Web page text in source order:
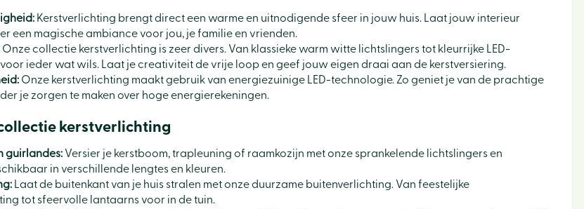
Kerstverlichting brengt direct een warme en uitnodigende sfeer in jouw huis. Laat jouw interieur
een magische ambiance voor jou, je familie en vrienden.
Onze collectie kerstverlichting is zeer divers. Van klassieke warm witte lichtslingers tot kleurrijke LED-
ieder wat wils. Laat je creativiteit de vrije loop en geef jouw eigen draai aan de kerstversiering.
Onze kerstverlichting maakt gebruik van energiezuinige LED-technologie. Zo geniet je van de prachtige
je zorgen te maken over hoge energierekeningen.
kerstverlichting
guirlandes: Versier je kerstboom, trapleuning of raamkozijn met onze sprankelende lichtslingers en
in verschillende lengtes en kleuren.
Laat de buitenkant van je huis stralen met onze duurzame buitenverlichting. Van feestelijke
tot sfeervolle lantaarns voor in de tuin.